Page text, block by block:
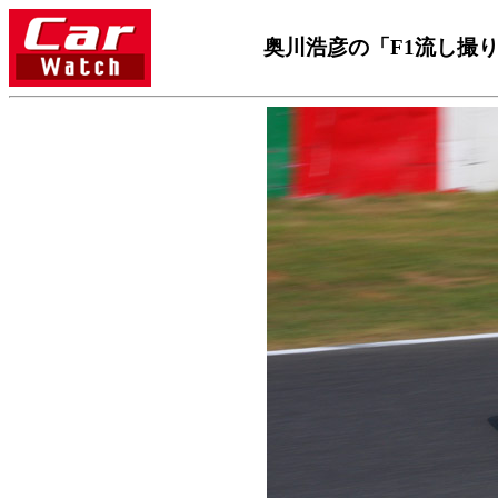
奥川浩彦の「F1流し撮